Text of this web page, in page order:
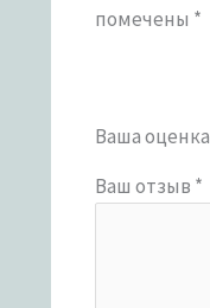
помечены *
Ваша оценка
Ваш отзыв *